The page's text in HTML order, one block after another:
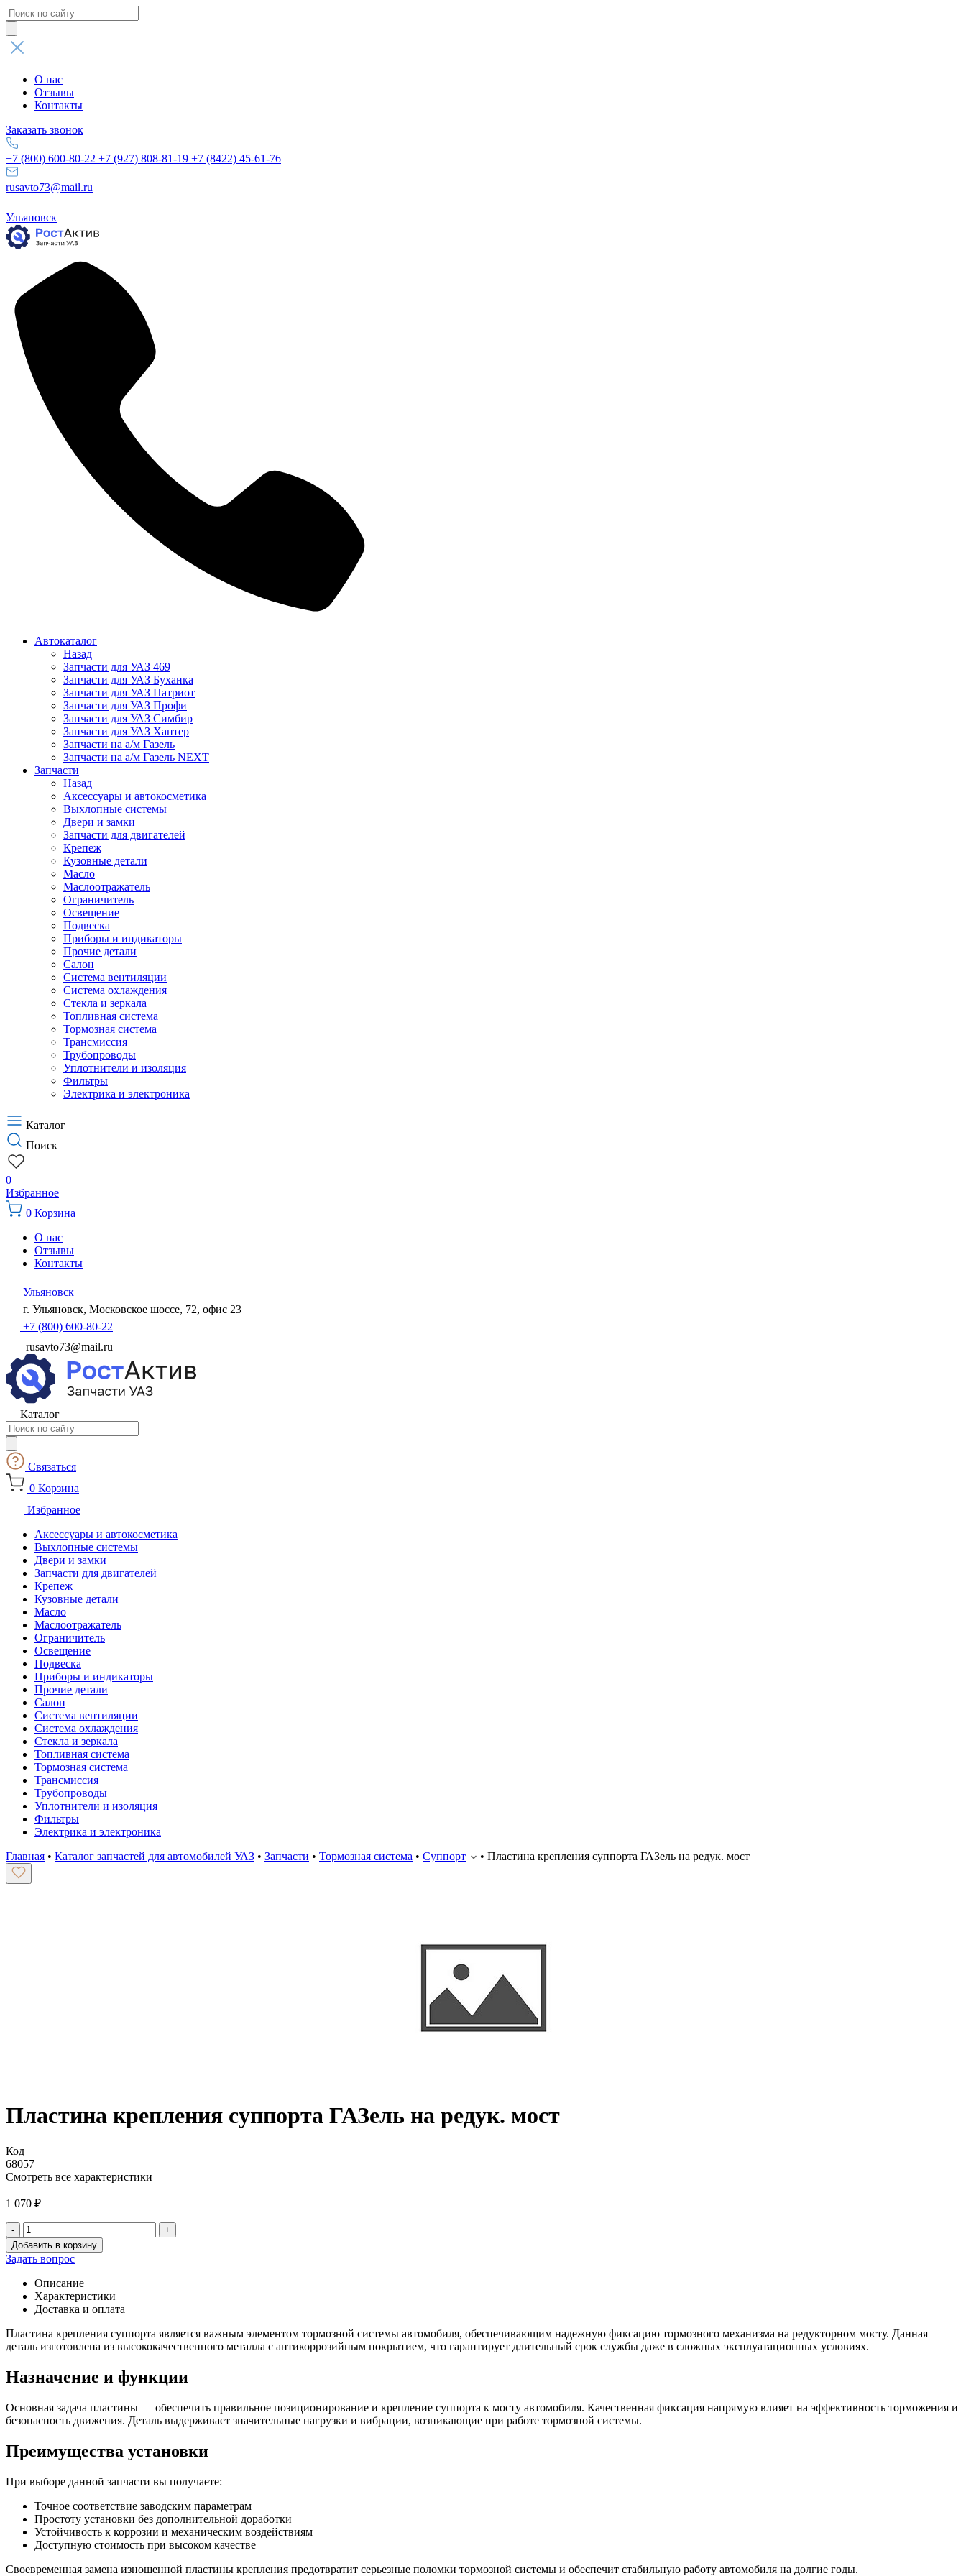
Поиск
товаров
О нас
Отзывы
Контакты
Заказать звонок
+7 (800) 600-80-22 +7 (927) 808-81-19 +7 (8422) 45-61-76
rusavto73@mail.ru
Ульяновск
Автокаталог
Назад
Запчасти для УАЗ 469
Запчасти для УАЗ Буханка
Запчасти для УАЗ Патриот
Запчасти для УАЗ Профи
Запчасти для УАЗ Симбир
Запчасти для УАЗ Хантер
Запчасти на а/м Газель
Запчасти на а/м Газель NEXT
Запчасти
Назад
Аксессуары и автокосметика
Выхлопные системы
Двери и замки
Запчасти для двигателей
Крепеж
Кузовные детали
Масло
Маслоотражатель
Ограничитель
Освещение
Подвеска
Приборы и индикаторы
Прочие детали
Салон
Система вентиляции
Система охлаждения
Стекла и зеркала
Топливная система
Тормозная система
Трансмиссия
Трубопроводы
Уплотнители и изоляция
Фильтры
Электрика и электроника
Каталог
Поиск
0
Избранное
0 Корзина
О нас
Отзывы
Контакты
Ульяновск
г. Ульяновск, Московское шоссе, 72, офис 23
+7 (800) 600-80-22
rusavto73@mail.ru
Каталог
Поиск
товаров
Связаться
0 Корзина
Избранное
Аксессуары и автокосметика
Выхлопные системы
Двери и замки
Запчасти для двигателей
Крепеж
Кузовные детали
Масло
Маслоотражатель
Ограничитель
Освещение
Подвеска
Приборы и индикаторы
Прочие детали
Салон
Система вентиляции
Система охлаждения
Стекла и зеркала
Топливная система
Тормозная система
Трансмиссия
Трубопроводы
Уплотнители и изоляция
Фильтры
Электрика и электроника
Главная • Каталог запчастей для автомобилей УАЗ • Запчасти • Тормозная система • Суппорт • Пластина крепления суппорта ГАЗель на редук. мост
Пластина крепления суппорта ГАЗель на редук. мост
Код
68057
Смотреть все характеристики
1 070 ₽
- +
Количество
товара
Пластина
крепления
суппорта
ГАЗель
редук.
мост
Добавить в корзину
Задать вопрос
Описание
Характеристики
Доставка и оплата
Пластина крепления суппорта является важным элементом тормозной системы автомобиля, обеспечивающим надежную фиксацию тормозного механизма на редукторном мосту. Данная
деталь изготовлена из высококачественного металла с антикоррозийным покрытием, что гарантирует длительный срок службы даже в сложных эксплуатационных условиях.
Назначение и функции
Основная задача пластины — обеспечить правильное позиционирование и крепление суппорта к мосту автомобиля. Качественная фиксация напрямую влияет на эффективность торможения и
безопасность движения. Деталь выдерживает значительные нагрузки и вибрации, возникающие при работе тормозной системы.
Преимущества установки
При выборе данной запчасти вы получаете:
Точное соответствие заводским параметрам
Простоту установки без дополнительной доработки
Устойчивость к коррозии и механическим воздействиям
Доступную стоимость при высоком качестве
Своевременная замена изношенной пластины крепления предотвратит серьезные поломки тормозной системы и обеспечит стабильную работу автомобиля на долгие годы.